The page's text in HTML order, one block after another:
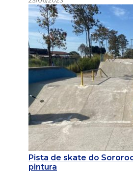
Pista de skate do
pintura